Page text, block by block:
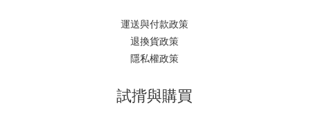
運送與付款政策
退換貨政策
隱私權政策
試揹與購買